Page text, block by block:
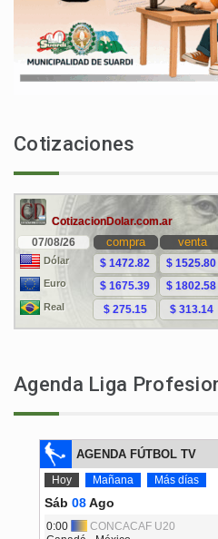
Cotizaciones
Agenda Liga